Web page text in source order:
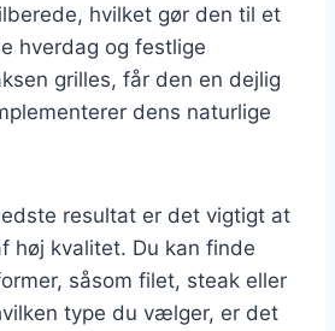
hvilket gør den til et
hverdag og festlige
grilles, får den en dejlig
dens naturlige
resultat er det vigtigt at
høj kvalitet. Du kan finde
såsom filet, steak eller
type du vælger, er det